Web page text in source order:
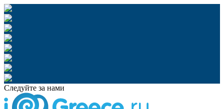
Следуйте за нами